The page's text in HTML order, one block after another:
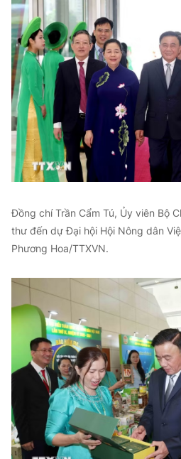
Đồng chí Trần Cẩm Tú, Ủy viên Bộ
thư đến dự Đại hội Hội Nông dân
Phương Hoa/TTXVN.